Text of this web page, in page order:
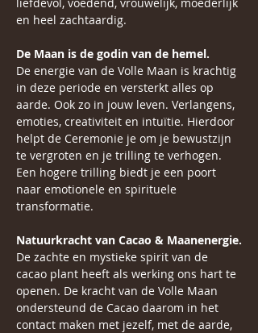
en heel zachtaardig.
De Maan is de godin van de hemel.
De energie van de Volle Maan is krachtig
in deze periode en versterkt alles op
aarde. Ook zo in jouw leven. Verlangens,
emoties, creativiteit en intuïtie. Hierdoor
helpt de Ceremonie je om je bewustzijn
te vergroten en je trilling te verhogen.
Een hogere trilling biedt je een poort
naar emotionele en spirituele
transformatie.
Natuurkracht van Cacao & Maanenergie.
De zachte en mystieke spirit van de
cacao plant heeft als werking ons hart te
openen. De kracht van de Volle Maan
ondersteund de Cacao daarom in het
contact maken met jezelf, met de aarde,